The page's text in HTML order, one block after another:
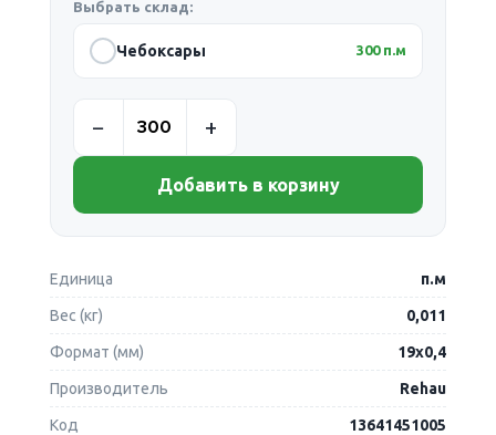
Выбрать склад:
Чебоксары 300 п.м
Добавить в корзину
Единица п.м
Вес (кг) 0,011
Формат (мм) 19х0,4
Производитель Rehau
Код 13641451005